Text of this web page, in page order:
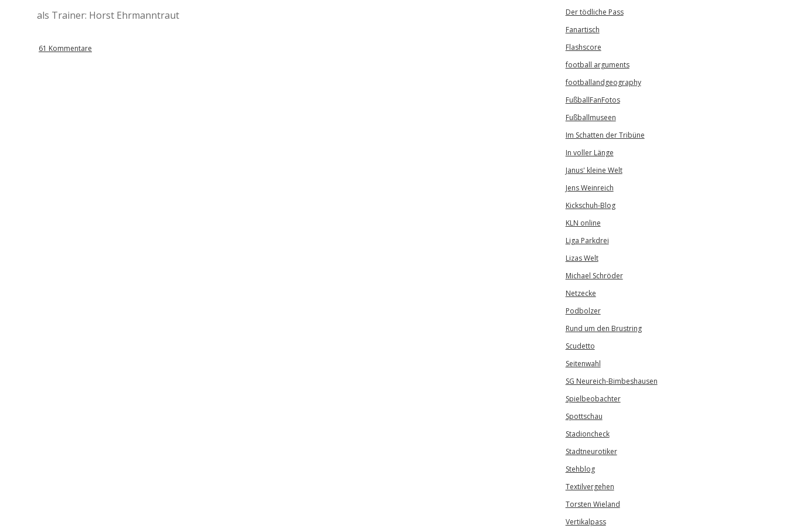
als Trainer: Horst Ehrmanntraut
61 Kommentare
Der tödliche Pass
Fanartisch
Flashscore
football arguments
footballandgeography
FußballFanFotos
Fußballmuseen
Im Schatten der Tribüne
In voller Länge
Janus' kleine Welt
Jens Weinreich
Kickschuh-Blog
KLN online
Liga Parkdrei
Lizas Welt
Michael Schröder
Netzecke
Podbolzer
Rund um den Brustring
Scudetto
Seitenwahl
SG Neureich-Bimbeshausen
Spielbeobachter
Spottschau
Stadioncheck
Stadtneurotiker
Stehblog
Textilvergehen
Torsten Wieland
Vertikalpass